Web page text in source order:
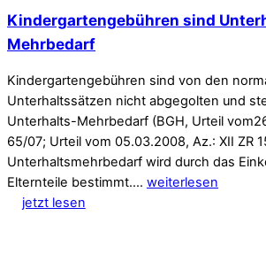
Kindergartengebühren sind
Mehrbedarf
Kindergartengebühren sind von den
Unterhaltssätzen nicht abgegolten und
Unterhalts-Mehrbedarf (BGH, Urteil
65/07; Urteil vom 05.03.2008, Az.: XII ZR
Unterhaltsmehrbedarf wird durch das
Elternteile bestimmt.… weiterlesen
jetzt lesen